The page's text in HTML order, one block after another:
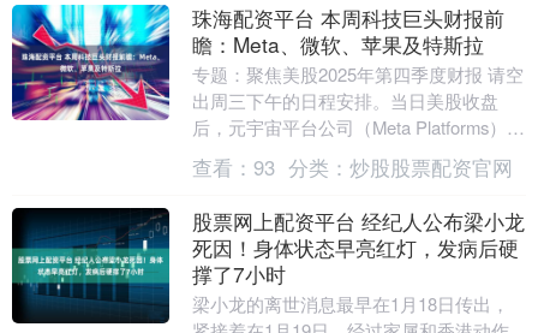
珠海配资平台 本周科技巨头财报前
瞻：Meta、微软、苹果及特斯拉
专题：聚焦美股2025年第四季度财报 请空
出周三下午的日程安排。当日美股收盘
后，元宇宙平台公司（Meta Platforms）、
微软以及特斯拉三家企业将相继发布....
查看： 93 分类： 炒股股票配资官网
股票网上配资平台 经纪人公布梁小龙
死因！身体状态早亮红灯，发病后硬
撑了7小时
梁小龙的离世消息最早在1月18日传出，